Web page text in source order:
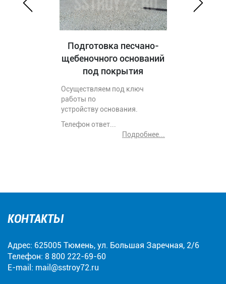
Подготовка песчано-
щебеночного оснований
под покрытия
Осуществляем под ключ
работы по
устройству основания.
Телефон ответ...
Подробнее...
КОНТАКТЫ
Адрес: 625005 Тюмень, ул. Большая Заречная, 2/6
Телефон: 8 800 222-69-60
E-mail: mail@sstroy72.ru